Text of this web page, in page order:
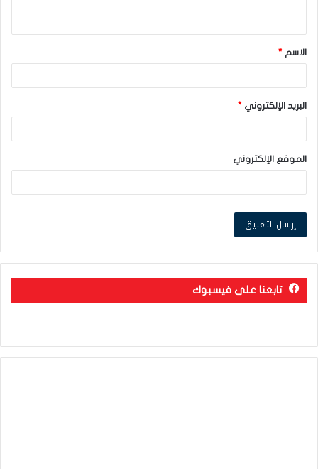
ق
*الاسم *
البريد الإلكتروني *
الموقع الإلكتروني
تابعنا على فيسبوك